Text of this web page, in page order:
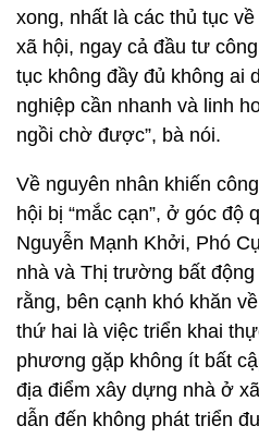
xong, nhất là các thủ tục
xã hội, ngay cả đầu tư
tục không đầy đủ không ai
nghiệp cần nhanh và linh
ngồi chờ được”, bà nói.
Về nguyên nhân khiến
hội bị “mắc cạn”, ở góc độ
Nguyễn Mạnh Khởi, Phó
nhà và Thị trường bất
rằng, bên cạnh khó khăn
thứ hai là việc triển khai
phương gặp không ít bất
địa điểm xây dựng nhà ở
dẫn đến không phát triển